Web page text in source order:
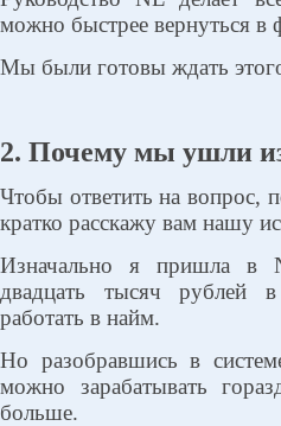
можно быстрее вернуться в
Мы были готовы ждать
2. Почему мы ушли
Чтобы ответить на
кратко расскажу вам нашу
Изначально я пришла в
двадцать тысяч рублей
работать в найм.
Но разобравшись в
можно зарабатывать
больше.